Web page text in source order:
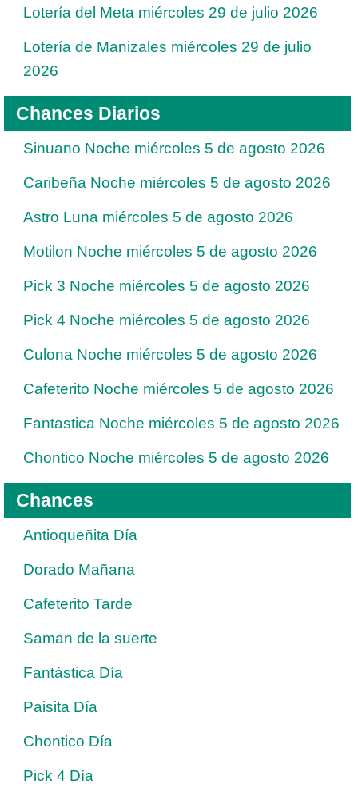
Lotería del Meta miércoles 29 de julio 2026
Lotería de Manizales miércoles 29 de julio
2026
Chances Diarios
Sinuano Noche miércoles 5 de agosto 2026
Caribeña Noche miércoles 5 de agosto 2026
Astro Luna miércoles 5 de agosto 2026
Motilon Noche miércoles 5 de agosto 2026
Pick 3 Noche miércoles 5 de agosto 2026
Pick 4 Noche miércoles 5 de agosto 2026
Culona Noche miércoles 5 de agosto 2026
Cafeterito Noche miércoles 5 de agosto 2026
Fantastica Noche miércoles 5 de agosto 2026
Chontico Noche miércoles 5 de agosto 2026
Chances
Antioqueñita Día
Dorado Mañana
Cafeterito Tarde
Saman de la suerte
Fantástica Día
Paisita Día
Chontico Día
Pick 4 Día